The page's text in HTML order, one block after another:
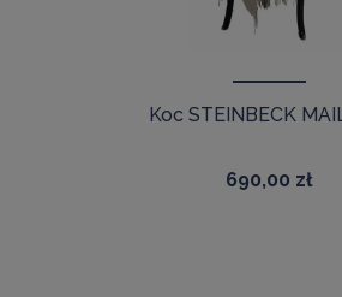
Koc STEINBECK
690,00 zł